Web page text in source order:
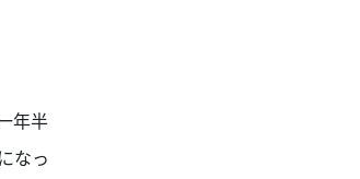
年半
なっ